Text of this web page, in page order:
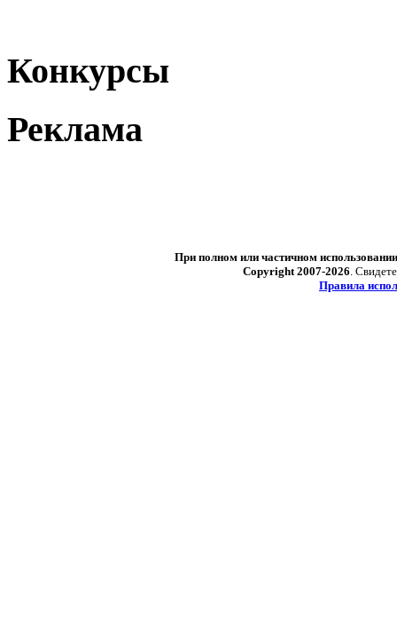
Конкурсы
Реклама
При полном или частичном
Copyright 2007-2026 .
Правила